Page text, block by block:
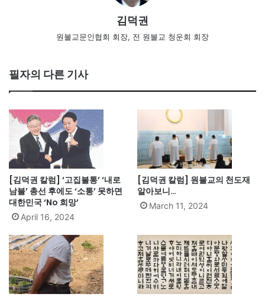
김덕권
원불교문인협회 회장, 전 원불교 청운회 회장
필자의 다른 기사
[김덕권 칼럼] ‘고집불통’ ‘내로
남불’ 총선 후에도 ‘소통’ 못하면
대한민국 ‘No 희망’
April 16, 2024
[김덕권 칼럼] 원불교의 천도재
알아보니…
March 11, 2024